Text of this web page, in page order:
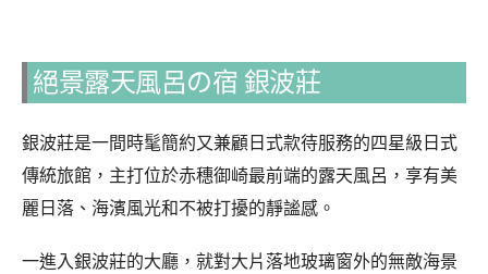
絕景露天風呂の宿 銀波莊
銀波莊是一間時髦簡約又兼顧日式款待服務的四星級日式
傳統旅館，主打位於赤穗御崎最前端的露天風呂，享有美
麗日落、海濱風光和不被打擾的靜謐感。
一進入銀波莊的大廳，就對大片落地玻璃窗外的無敵海景